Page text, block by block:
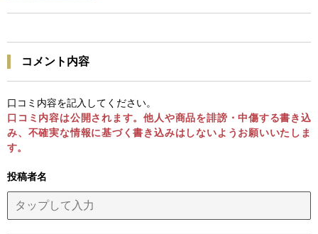
コメント内容
口コミ内容を記入してください。
口コミ内容は公開されます。他人や商品を誹謗・中傷する書き込
み、不確実な情報に基づく書き込みはしないようお願いいたしま
す。
投稿者名